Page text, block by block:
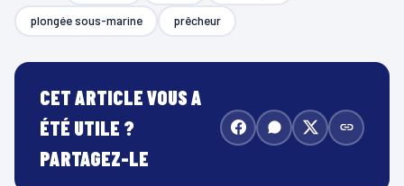
plongée sous-marine prêcheur
CET ARTICLE VOUS A
ÉTÉ UTILE ?
PARTAGEZ-LE